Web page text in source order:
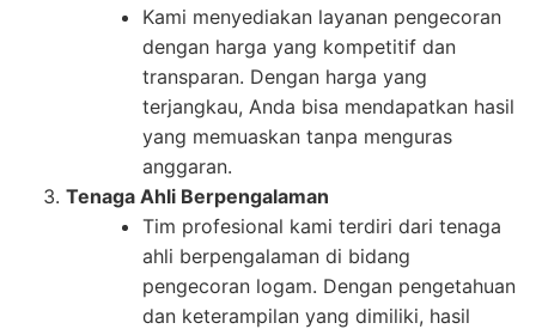
Kami menyediakan layanan pengecoran
dengan harga yang kompetitif dan
transparan. Dengan harga yang
terjangkau, Anda bisa mendapatkan hasil
yang memuaskan tanpa menguras
anggaran.
Tenaga Ahli Berpengalaman
Tim profesional kami terdiri dari tenaga
ahli berpengalaman di bidang
pengecoran logam. Dengan pengetahuan
dan keterampilan yang dimiliki, hasil